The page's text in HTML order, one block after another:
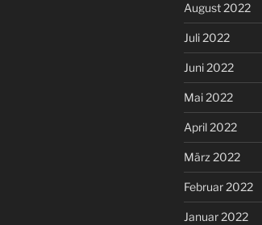
August 2022
Juli 2022
Juni 2022
Mai 2022
April 2022
März 2022
Februar 2022
Januar 2022